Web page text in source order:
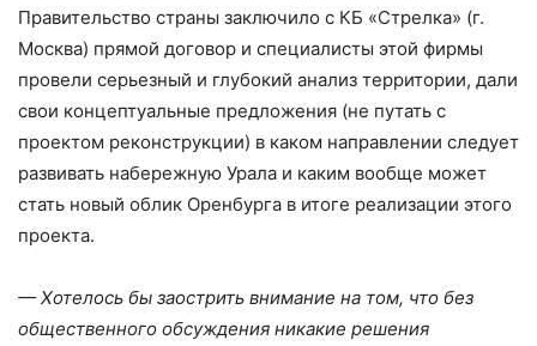
Правительство страны заключило с КБ «Стрелка» (г.
Москва) прямой договор и специалисты этой фирмы
провели серьезный и глубокий анализ территории, дали
свои концептуальные предложения (не путать с
проектом реконструкции) в каком направлении следует
развивать набережную Урала и каким вообще может
стать новый облик Оренбурга в итоге реализации этого
проекта.
— Хотелось бы заострить внимание на том, что без
общественного обсуждения никакие решения